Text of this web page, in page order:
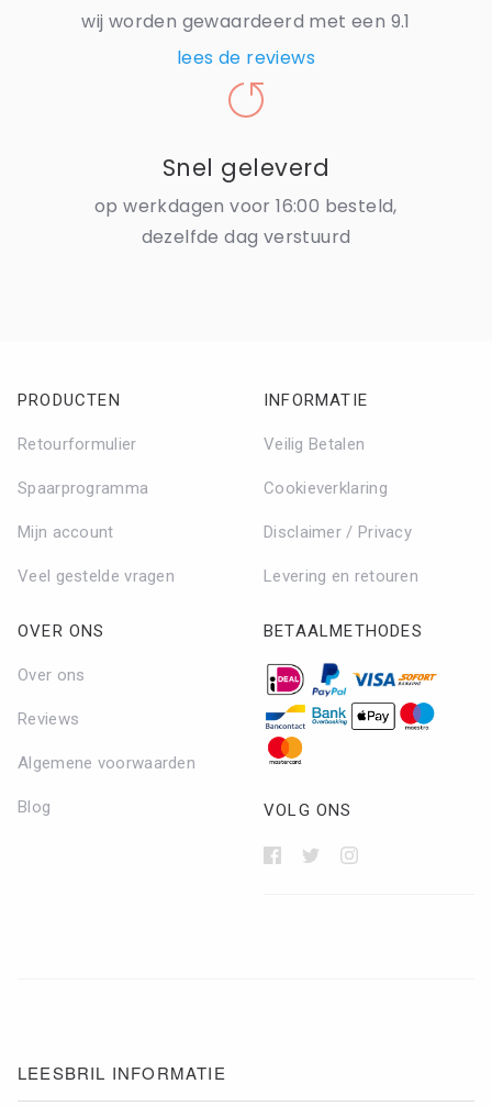
wij worden gewaardeerd met een 9.1
lees de reviews
Snel geleverd
op werkdagen voor 16:00 besteld,
dezelfde dag verstuurd
PRODUCTEN
Retourformulier
Spaarprogramma
Mijn account
Veel gestelde vragen
INFORMATIE
Veilig Betalen
Cookieverklaring
Disclaimer / Privacy
Levering en retouren
OVER ONS
Over ons
Reviews
Algemene voorwaarden
Blog
BETAALMETHODES
VOLG ONS
LEESBRIL INFORMATIE